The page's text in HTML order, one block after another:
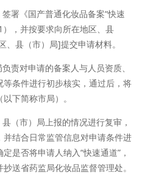
署《国产普通化妆品备案“快速
，并按要求向所在地区、县
、县（市）局]提交申请材料。
责对申请的备案人与人员资质、
条件进行初步核实，通过后，将
下简称市局）。
（市）局上报的情况进行复审，
结合日常监管信息对申请条件进
是否将申请人纳入“快速通道”，
送省药监局化妆品监督管理处。